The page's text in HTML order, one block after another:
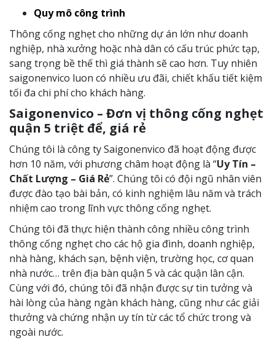
Quy mô công trình
Thông cống nghẹt cho những dự án lớn như doanh
nghiệp, nhà xưởng hoặc nhà dân có cấu trúc phức tạp,
sang trọng bề thế thì giá thành sẽ cao hơn. Tuy nhiên
saigonenvico luon có nhiều ưu đãi, chiết khấu tiết kiệm
tối đa chi phí cho khách hàng.
Saigonenvico – Đơn vị thông cống nghẹt
quận 5 triệt để, giá rẻ
Chúng tôi là công ty Saigonenvico đã hoạt động được
hơn 10 năm, với phương châm hoạt động là “Uy Tín –
Chất Lượng – Giá Rẻ”. Chúng tôi có đội ngũ nhân viên
được đào tạo bài bản, có kinh nghiệm lâu năm và trách
nhiệm cao trong lĩnh vực thông cống nghẹt.
Chúng tôi đã thực hiện thành công nhiều công trình
thông cống nghẹt cho các hộ gia đình, doanh nghiệp,
nhà hàng, khách sạn, bệnh viện, trường học, cơ quan
nhà nước… trên địa bàn quận 5 và các quận lân cận.
Cùng với đó, chúng tôi đã nhận được sự tin tưởng và
hài lòng của hàng ngàn khách hàng, cũng như các giải
thưởng và chứng nhận uy tín từ các tổ chức trong và
ngoài nước.